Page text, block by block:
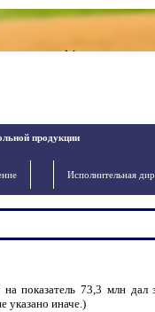
продукции
Исполнительная
показатель 73,3 млн
указано иначе.)